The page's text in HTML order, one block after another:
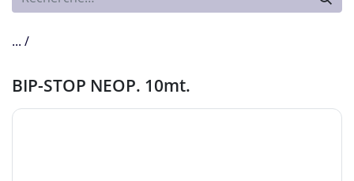
... /
BIP-STOP NEOP. 10mt.